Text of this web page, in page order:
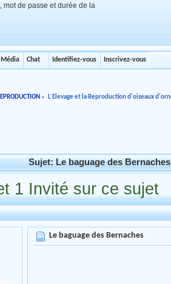
de passe et durée de la
Média Chat Identifiez-vous Inscrivez-vous
» L Elevage et la Reproduction d'oiseaux
Sujet: Le baguage des
1 Invité sur ce sujet
Le baguage des Bernaches